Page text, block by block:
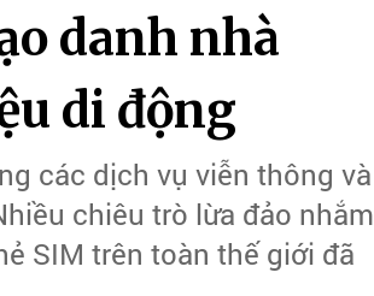
danh nhà
di động
các dịch vụ viễn thông và
chiêu trò lừa đảo nhắm
SIM trên toàn thế giới đã